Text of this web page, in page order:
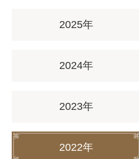
2025年
2024年
2023年
2022年